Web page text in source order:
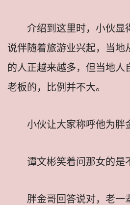
介绍到这里时，小伙显
说伴随着旅游业兴起，当地
的人正越来越多，但当地人
老板的，比例并不大。
小伙让大家称呼他为胖
谭文彬笑着问那女的是
胖金哥回答说对，老一